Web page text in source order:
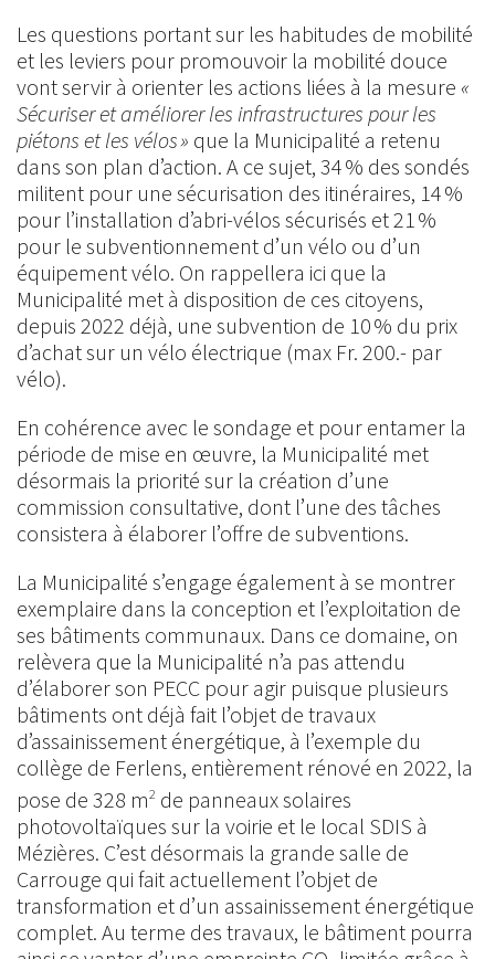
Les questions portant sur les habitudes de mobilité
et les leviers pour promouvoir la mobilité douce
vont servir à orienter les actions liées à la mesure «
Sécuriser et améliorer les infrastructures pour les
piétons et les vélos » que la Municipalité a retenu
dans son plan d’action. A ce sujet, 34 % des sondés
militent pour une sécurisation des itinéraires, 14 %
pour l’installation d’abri-vélos sécurisés et 21 %
pour le subventionnement d’un vélo ou d’un
équipement vélo. On rappellera ici que la
Municipalité met à disposition de ces citoyens,
depuis 2022 déjà, une subvention de 10 % du prix
d’achat sur un vélo électrique (max Fr. 200.- par
vélo).
En cohérence avec le sondage et pour entamer la
période de mise en œuvre, la Municipalité met
désormais la priorité sur la création d’une
commission consultative, dont l’une des tâches
consistera à élaborer l’offre de subventions.
La Municipalité s’engage également à se montrer
exemplaire dans la conception et l’exploitation de
ses bâtiments communaux. Dans ce domaine, on
relèvera que la Municipalité n’a pas attendu
d’élaborer son PECC pour agir puisque plusieurs
bâtiments ont déjà fait l’objet de travaux
d’assainissement énergétique, à l’exemple du
collège de Ferlens, entièrement rénové en 2022, la
pose de 328 m2 de panneaux solaires
photovoltaïques sur la voirie et le local SDIS à
Mézières. C’est désormais la grande salle de
Carrouge qui fait actuellement l’objet de
transformation et d’un assainissement énergétique
complet. Au terme des travaux, le bâtiment pourra